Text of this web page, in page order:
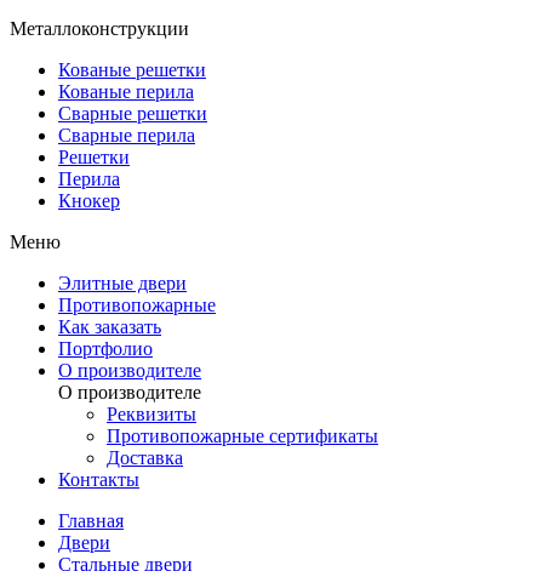
Металлоконструкции
Кованые решетки
Кованые перила
Сварные решетки
Сварные перила
Решетки
Перила
Кнокер
Меню
Элитные двери
Противопожарные
Как заказать
Портфолио
О производителе
О производителе
Реквизиты
Противопожарные сертификаты
Доставка
Контакты
Главная
Двери
Стальные двери